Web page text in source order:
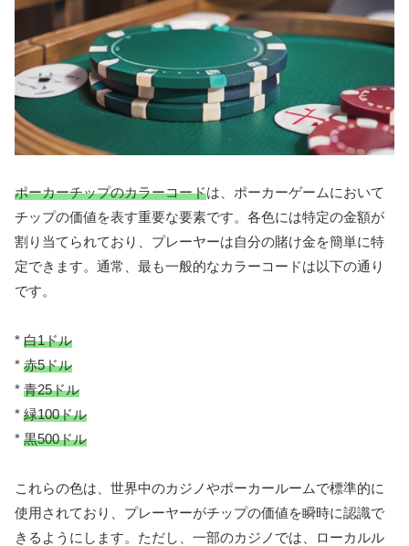
ポーカーチップのカラーコードは、ポーカーゲームにおいて
チップの価値を表す重要な要素です。各色には特定の金額が
割り当てられており、プレーヤーは自分の賭け金を簡単に特
定できます。通常、最も一般的なカラーコードは以下の通り
です。
* 白1ドル
* 赤5ドル
* 青25ドル
* 緑100ドル
* 黒500ドル
これらの色は、世界中のカジノやポーカールームで標準的に
使用されており、プレーヤーがチップの価値を瞬時に認識で
きるようにします。ただし、一部のカジノでは、ローカルル